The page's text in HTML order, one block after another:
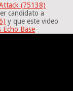
(75138)
candidato a
y que este video
Echo Base